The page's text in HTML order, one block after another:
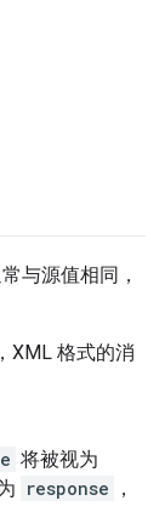
与源值相同，
XML 格式的消
将被视为
response
，